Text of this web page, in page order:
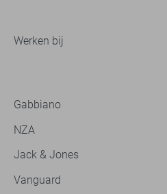
Werken bij
Gabbiano
NZA
Jack & Jones
Vanguard